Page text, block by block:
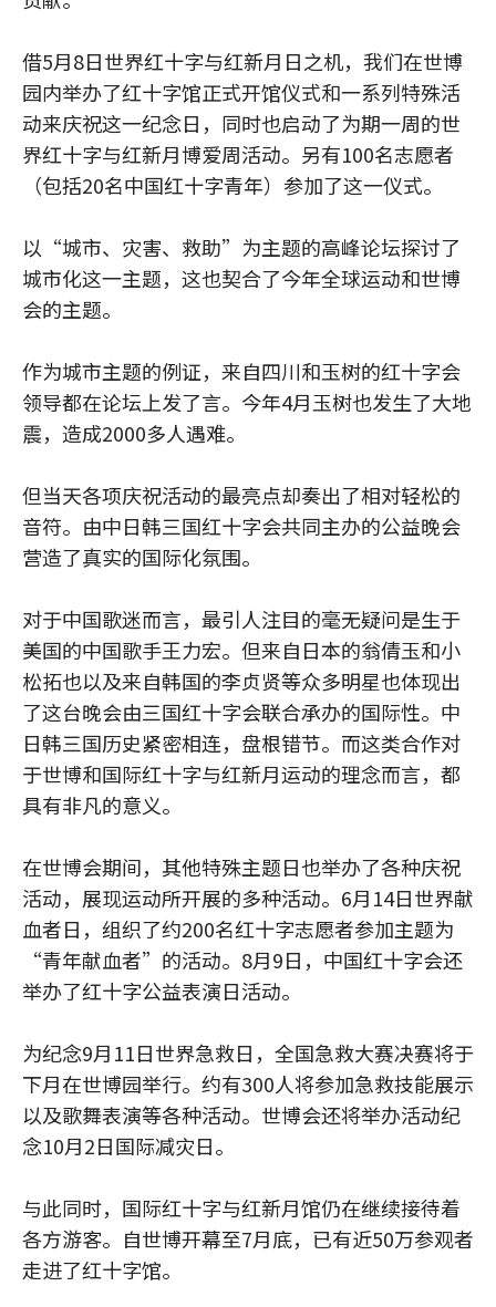
借5月8日世界红十字与红新月日之机，我们在世博
园内举办了红十字馆正式开馆仪式和一系列特殊活
动来庆祝这一纪念日，同时也启动了为期一周的世
界红十字与红新月博爱周活动。另有100名志愿者
（包括20名中国红十字青年）参加了这一仪式。
以“城市、灾害、救助”为主题的高峰论坛探讨了
城市化这一主题，这也契合了今年全球运动和世博
会的主题。
作为城市主题的例证，来自四川和玉树的红十字会
领导都在论坛上发了言。今年4月玉树也发生了大地
震，造成2000多人遇难。
但当天各项庆祝活动的最亮点却奏出了相对轻松的
音符。由中日韩三国红十字会共同主办的公益晚会
营造了真实的国际化氛围。
对于中国歌迷而言，最引人注目的毫无疑问是生于
美国的中国歌手王力宏。但来自日本的翁倩玉和小
松拓也以及来自韩国的李贞贤等众多明星也体现出
了这台晚会由三国红十字会联合承办的国际性。中
日韩三国历史紧密相连，盘根错节。而这类合作对
于世博和国际红十字与红新月运动的理念而言，都
具有非凡的意义。
在世博会期间，其他特殊主题日也举办了各种庆祝
活动，展现运动所开展的多种活动。6月14日世界献
血者日，组织了约200名红十字志愿者参加主题为
“青年献血者”的活动。8月9日，中国红十字会还
举办了红十字公益表演日活动。
为纪念9月11日世界急救日，全国急救大赛决赛将于
下月在世博园举行。约有300人将参加急救技能展示
以及歌舞表演等各种活动。世博会还将举办活动纪
念10月2日国际减灾日。
与此同时，国际红十字与红新月馆仍在继续接待着
各方游客。自世博开幕至7月底，已有近50万参观者
走进了红十字馆。